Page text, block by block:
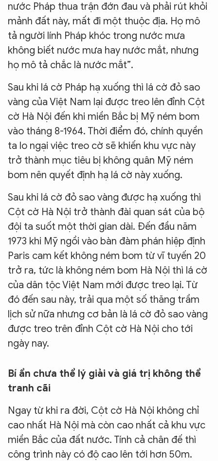
nước Pháp thua trận đớn đau và phải rút khỏi
mảnh đất này, mất đi một thuộc địa. Họ mô
tả người lính Pháp khóc trong nước mưa
không biết nước mưa hay nước mắt, nhưng
họ mô tả chắc là nước mắt”.
Sau khi lá cờ Pháp hạ xuống thì lá cờ đỏ sao
vàng của Việt Nam lại được treo lên đỉnh Cột
cờ Hà Nội đến khi miền Bắc bị Mỹ ném bom
vào tháng 8-1964. Thời điểm đó, chính quyền
ta lo ngại việc treo cờ sẽ khiến khu vực này
trở thành mục tiêu bị không quân Mỹ ném
bom nên quyết định hạ lá cờ này xuống.
Sau khi lá cờ đỏ sao vàng được hạ xuống thì
Cột cờ Hà Nội trở thành đài quan sát của bộ
đội ta suốt một thời gian dài. Đến đầu năm
1973 khi Mỹ ngồi vào bàn đàm phán hiệp định
Paris cam kết không ném bom từ vĩ tuyến 20
trở ra, tức là không ném bom Hà Nội thì lá cờ
của dân tộc Việt Nam mới được treo lại. Từ
đó đến sau này, trải qua một số thăng trầm
lịch sử nữa nhưng cơ bản là lá cờ đỏ sao vàng
được treo trên đỉnh Cột cờ Hà Nội cho tới
ngày nay.
Bí ẩn chưa thể lý giải và giá trị không thể
tranh cãi
Ngay từ khi ra đời, Cột cờ Hà Nội không chỉ
cao nhất Hà Nội mà còn cao nhất cả khu vực
miền Bắc của đất nước. Tính cả chân đế thì
công trình này có độ cao lên tới hơn 50m.